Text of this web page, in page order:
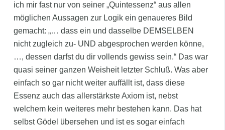
ich mir fast nur von seiner „Quintessenz“ aus allen
möglichen Aussagen zur Logik ein genaueres Bild
gemacht: „… dass ein und dasselbe DEMSELBEN
nicht zugleich zu- UND abgesprochen werden könne,
…, dessen darfst du dir vollends gewiss sein.“ Das war
quasi seiner ganzen Weisheit letzter Schluß. Was aber
einfach so gar nicht weiter auffällt ist, dass diese
Essenz auch das allerstärkste Axiom ist, nebst
welchem kein weiteres mehr bestehen kann. Das hat
selbst Gödel übersehen und ist es sogar einfach